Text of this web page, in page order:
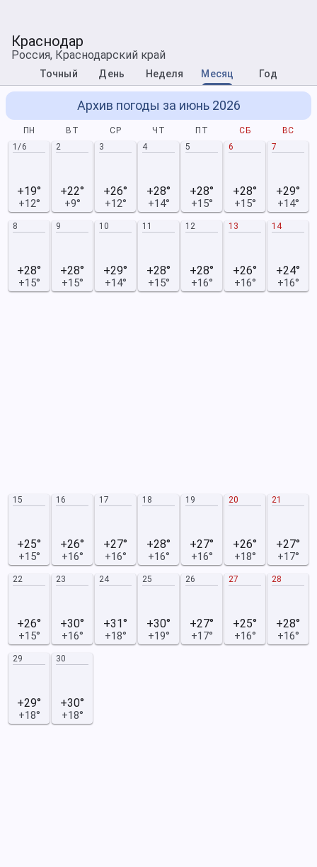
Краснодар
Россия, Краснодарский край
Точный День Неделя Месяц Год
Архив погоды за июнь 2026
ПН ВТ СР ЧТ ПТ СБ
ВС
1/6
+19°
+12°
2
+22°
+9°
3
+26°
+12°
4
+28°
+14°
5
+28°
+15°
6
+28°
+15°
7
+29°
+14°
8
+28°
+15°
9
+28°
+15°
10
+29°
+14°
11
+28°
+15°
12
+28°
+16°
13
+26°
+16°
14
+24°
+16°
15
+25°
+15°
16
+26°
+16°
17
+27°
+16°
18
+28°
+16°
19
+27°
+16°
20
+26°
+18°
21
+27°
+17°
22
+26°
+15°
23
+30°
+16°
24
+31°
+18°
25
+30°
+19°
26
+27°
+17°
27
+25°
+16°
28
+28°
+16°
29
+29°
+18°
30
+30°
+18°